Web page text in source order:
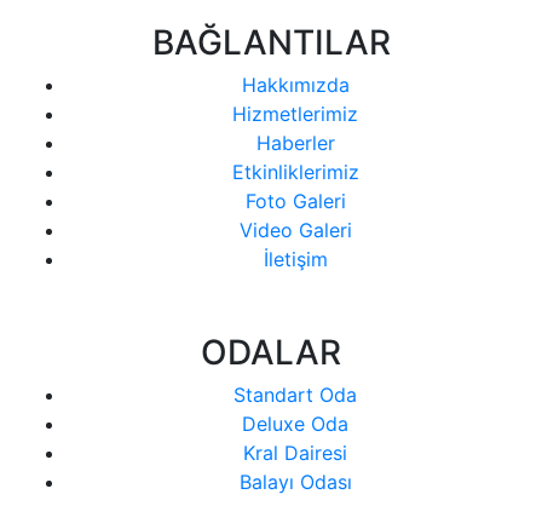
BAĞLANTILAR
Hakkımızda
Hizmetlerimiz
Haberler
Etkinliklerimiz
Foto Galeri
Video Galeri
İletişim
ODALAR
Standart Oda
Deluxe Oda
Kral Dairesi
Balayı Odası